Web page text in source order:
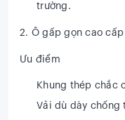
trường.
2. Ô gấp gọn cao
Ưu điểm
Khung thép chắc
Vải dù dày chống